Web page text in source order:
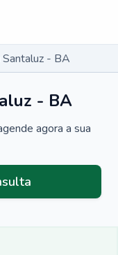
- BA
- BA
agora a sua